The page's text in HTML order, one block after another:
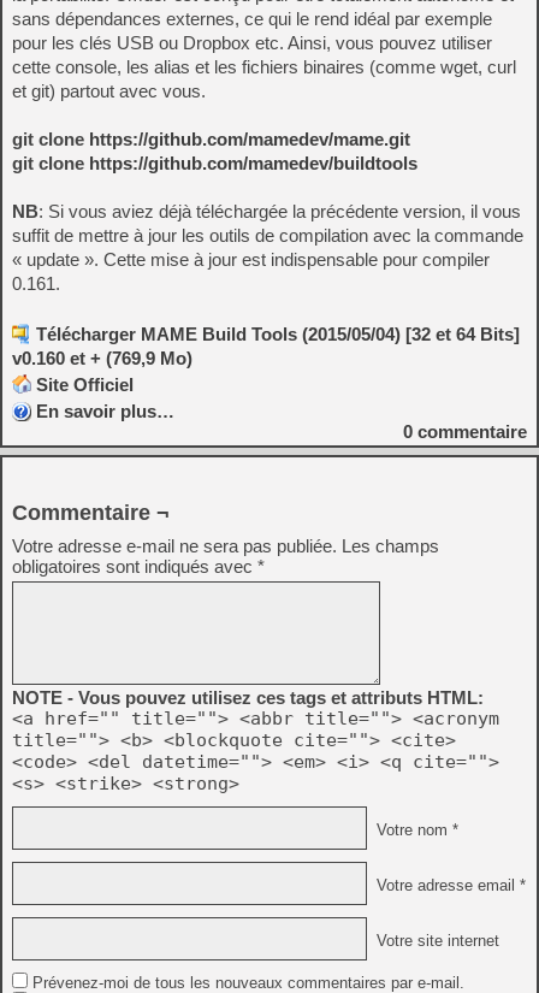
sans dépendances externes, ce qui le rend idéal par exemple
pour les clés USB ou Dropbox etc. Ainsi, vous pouvez utiliser
cette console, les alias et les fichiers binaires (comme wget, curl
et git) partout avec vous.
git clone https://github.com/mamedev/mame.git
git clone https://github.com/mamedev/buildtools
NB: Si vous aviez déjà téléchargée la précédente version, il vous
suffit de mettre à jour les outils de compilation avec la commande
« update ». Cette mise à jour est indispensable pour compiler
0.161.
Télécharger MAME Build Tools (2015/05/04) [32 et 64 Bits]
v0.160 et + (769,9 Mo)
Site Officiel
En savoir plus…
0 commentaire
Commentaire ¬
Votre adresse e-mail ne sera pas publiée. Les champs
obligatoires sont indiqués avec *
NOTE - Vous pouvez utilisez ces tags et attributs HTML:
<a href="" title=""> <abbr title=""> <acronym
title=""> <b> <blockquote cite=""> <cite>
<code> <del datetime=""> <em> <i> <q cite="">
<s> <strike> <strong>
Votre nom *
Votre adresse email *
Votre site internet
Prévenez-moi de tous les nouveaux commentaires par e-mail.